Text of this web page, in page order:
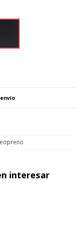
interesar